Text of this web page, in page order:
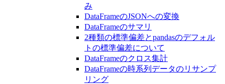
み
DataFrameのJSONへの変換
DataFrameのサマリ
2種類の標準偏差とpandasのデフォル
トの標準偏差について
DataFrameのクロス集計
DataFrameの時系列データのリサンプ
リング